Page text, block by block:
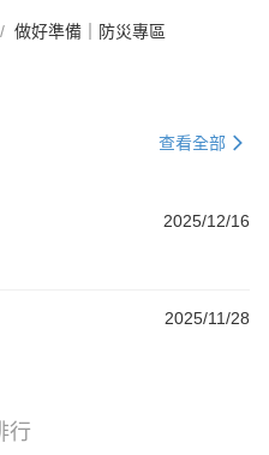
做好準備｜防災專區
查看全部
2025/12/16
2025/11/28
行